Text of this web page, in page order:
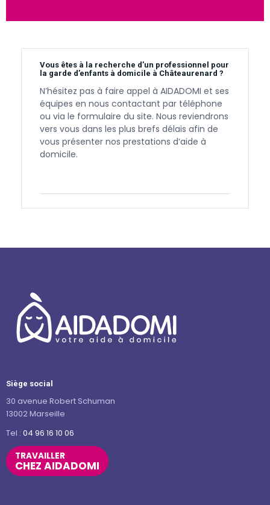
Vous êtes à la recherche d’un professionnel pour
la garde d’enfants à domicile à Châteaurenard ?
N’hésitez pas à faire appel à AIDADOMI et ses
équipes en nous contactant par téléphone
ou via le formulaire du site. Nous reviendrons
vers vous dans les plus brefs délais afin de
vous présenter nos prestations d’aide à
domicile.
Siège social
30 avenue Robert Schuman
13002 Marseille
Tel : 04 96 16 10 06
TRAVAILLER
CHEZ AIDADOMI